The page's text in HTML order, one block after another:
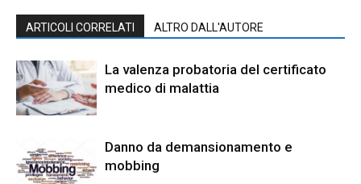
ARTICOLI CORRELATI ALTRO DALL'AUTORE
La valenza probatoria del certificato
medico di malattia
Danno da demansionamento e
mobbing